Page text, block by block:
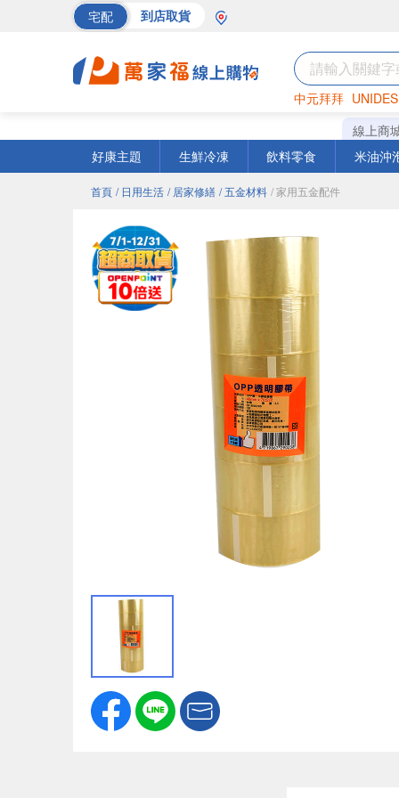
宅配 到店取貨
中元拜拜
罐頭 海苔
線上商
好康主題
生鮮冷凍 飲料零食 米油沖
首頁 / 日用生活 / 居家修繕 / 五金材料 / 家用五金配件